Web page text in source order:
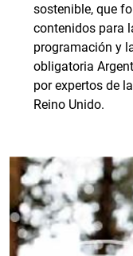
sostenible, que
contenidos para
programación y
obligatoria
por expertos de
Reino Unido.